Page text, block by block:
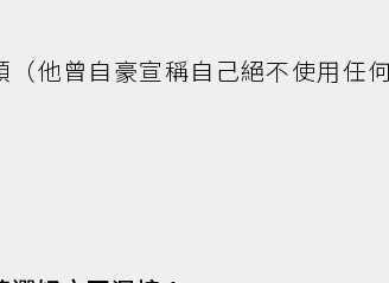
他曾自豪宣稱自己絕不使用任